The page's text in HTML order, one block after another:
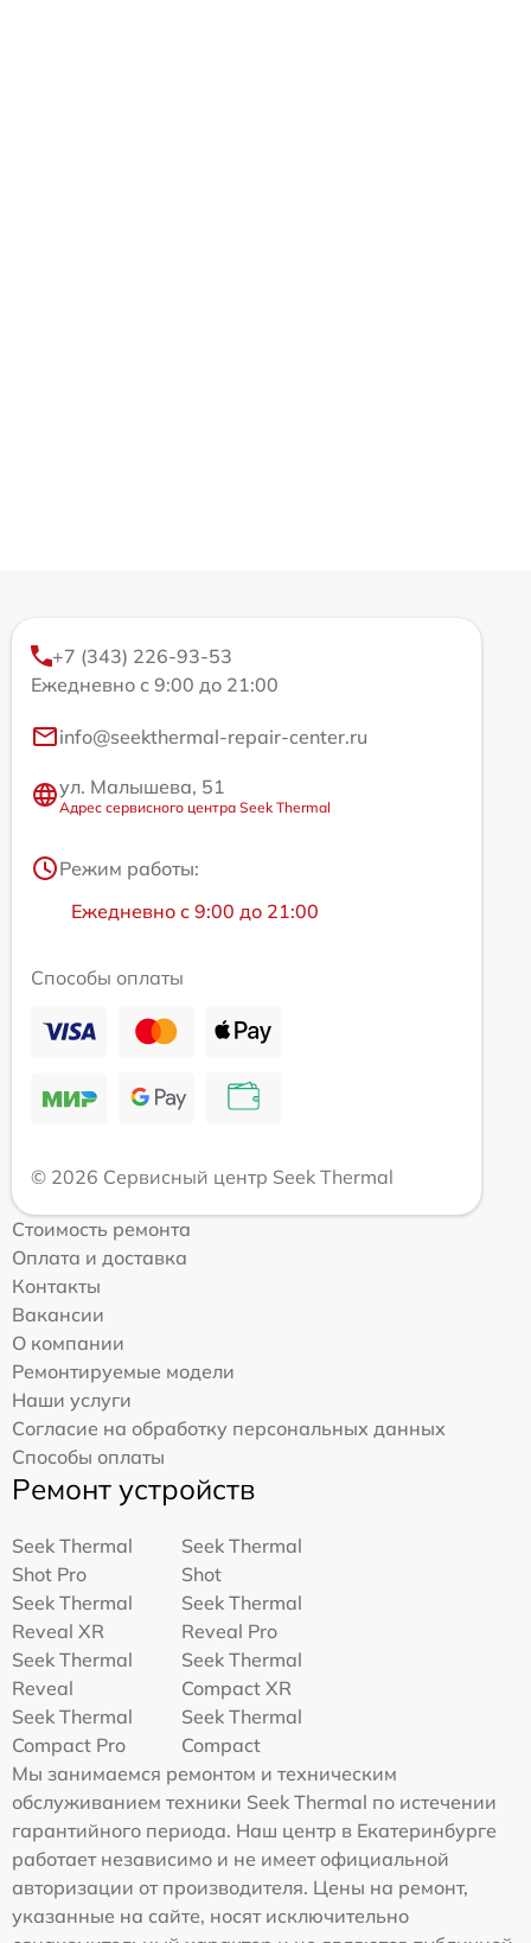
+7 (343) 226-93-53
Ежедневно с 9:00 до 21:00
info@seekthermal-repair-center.ru
ул. Малышева, 51
Адрес сервисного центра Seek Thermal
Режим работы:
Ежедневно с 9:00 до 21:00
Способы оплаты
© 2026 Сервисный центр Seek Thermal
Стоимость ремонта
Оплата и доставка
Контакты
Вакансии
О компании
Ремонтируемые модели
Наши услуги
Согласие на обработку персональных данных
Способы оплаты
Ремонт устройств
Seek Thermal
Shot Pro
Seek Thermal
Shot
Seek Thermal
Reveal XR
Seek Thermal
Reveal Pro
Seek Thermal
Reveal
Seek Thermal
Compact XR
Seek Thermal
Compact Pro
Seek Thermal
Compact
Мы занимаемся ремонтом и техническим
обслуживанием техники Seek Thermal по истечении
гарантийного периода. Наш центр в Екатеринбурге
работает независимо и не имеет официальной
авторизации от производителя. Цены на ремонт,
указанные на сайте, носят исключительно